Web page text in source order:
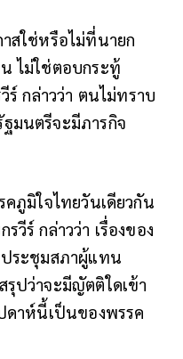
สใช่หรือไม่ที่นายก
ไม่ใช่ตอบกระทู้
ร์ กล่าวว่า ตนไม่ทราบ
มนตรีจะมีภารกิจ
คภูมิใจไทยวันเดียวกัน
วีร์ กล่าวว่า เรื่องของ
ประชุมสภาผู้แทน
ปว่าจะมีญัตติใดเข้า
ดาห์นี้เป็นของพรรค